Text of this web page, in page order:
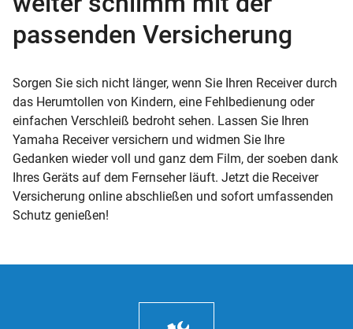
passenden Versicherung
Sorgen Sie sich nicht länger, wenn Sie Ihren Receiver durch
das Herumtollen von Kindern, eine Fehlbedienung oder
einfachen Verschleiß bedroht sehen. Lassen Sie Ihren
Yamaha Receiver versichern und widmen Sie Ihre
Gedanken wieder voll und ganz dem Film, der soeben dank
Ihres Geräts auf dem Fernseher läuft. Jetzt die Receiver
Versicherung online abschließen und sofort umfassenden
Schutz genießen!